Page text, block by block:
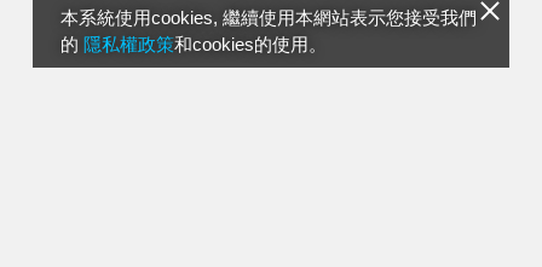
本系統使用cookies, 繼續使用本網站表示您接受我們
的 隱私權政策和cookies的使用。